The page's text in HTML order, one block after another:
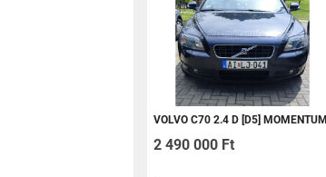
VOLVO C70 2.4 D [D5] MOMENTUM
2 490 000 Ft